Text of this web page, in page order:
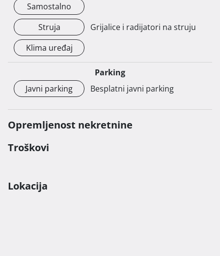
Samostalno
Struja
Klima uređaj
Grijalice i radijatori na struju
Parking
Javni parking
Besplatni javni parking
Opremljenost nekretnine
Troškovi
Lokacija